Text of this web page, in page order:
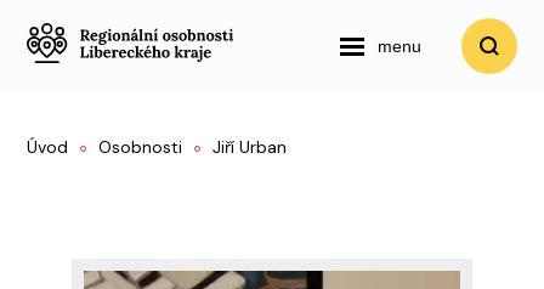
menu
Úvod Osobnosti Jiří Urban